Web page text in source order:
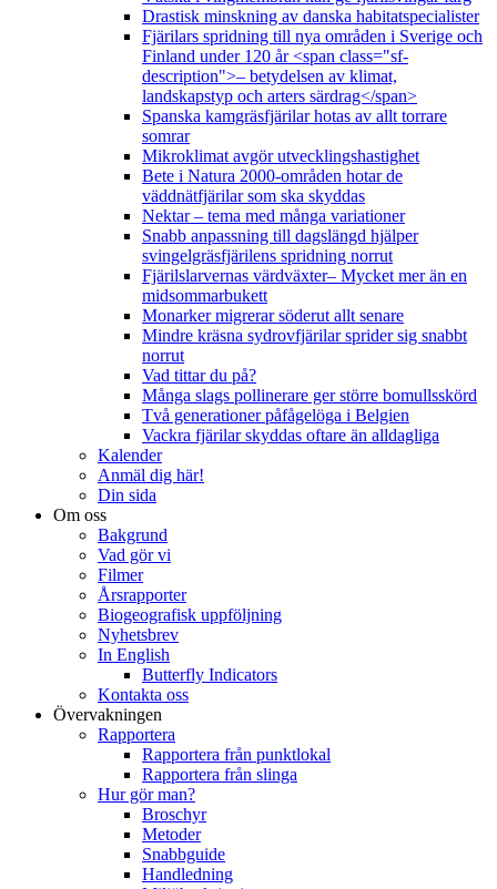
Drastisk minskning av danska habitatspecialister
Fjärilars spridning till nya områden i Sverige och
Finland under 120 år <span class="sf-
description">– betydelsen av klimat,
landskapstyp och arters särdrag</span>
Spanska kamgräsfjärilar hotas av allt torrare
somrar
Mikroklimat avgör utvecklingshastighet
Bete i Natura 2000-områden hotar de
väddnätfjärilar som ska skyddas
Nektar – tema med många variationer
Snabb anpassning till dagslängd hjälper
svingelgräsfjärilens spridning norrut
Fjärilslarvernas värdväxter– Mycket mer än en
midsommarbukett
Monarker migrerar söderut allt senare
Mindre kräsna sydrovfjärilar sprider sig snabbt
norrut
Vad tittar du på?
Många slags pollinerare ger större bomullsskörd
Två generationer påfågelöga i Belgien
Vackra fjärilar skyddas oftare än alldagliga
Kalender
Anmäl dig här!
Din sida
Om oss
Bakgrund
Vad gör vi
Filmer
Årsrapporter
Biogeografisk uppföljning
Nyhetsbrev
In English
Butterfly Indicators
Kontakta oss
Övervakningen
Rapportera
Rapportera från punktlokal
Rapportera från slinga
Hur gör man?
Broschyr
Metoder
Snabbguide
Handledning